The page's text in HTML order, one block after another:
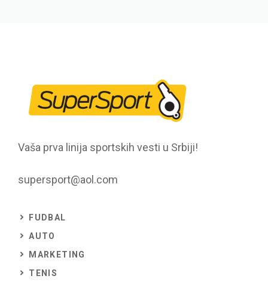
Vaša prva linija sportskih vesti u Srbiji!
supersport@aol.com
FUDBAL
AUTO
MARKETING
TENIS